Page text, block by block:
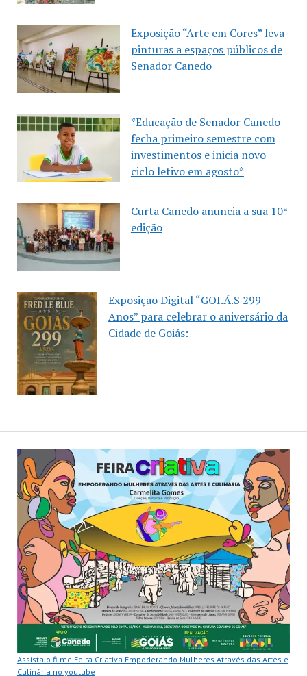
Exposição “Arte em Cores” leva
pinturas a espaços públicos de
Senador Canedo
*Educação de Senador Canedo
fecha primeiro semestre com
investimentos e inicia novo
ciclo letivo em agosto*
Curta Canedo anuncia a sua 10ª
edição
Exposição Digital “GOI.Á.S 299
Anos” para celebrar o aniversário da
Cidade de Goiás:
Assista o filme Feira Criativa Empoderando Mulheres Através das Artes e
Culinária no youtube